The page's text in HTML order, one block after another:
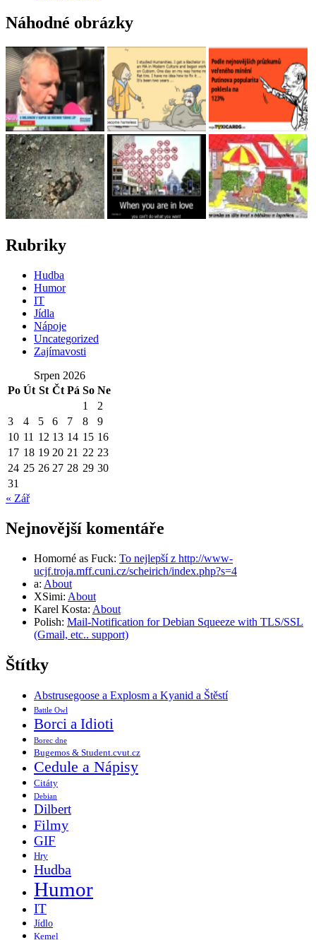
Náhodné obrázky
Rubriky
Hudba
Humor
IT
Jídla
Nápoje
Uncategorized
Zajímavosti
Srpen 2026
Po Út St Čt Pá So Ne
1
2
3
4 5 6 7 8
9
10 11 12 13 14 15 16
17 18 19 20 21 22 23
24 25 26 27 28 29 30
31
« Zář
Nejnovější komentáře
Homorné as Fuck: To nejlepší z http://www-
ucjf.troja.mff.cuni.cz/scheirich/index.php?s=4
a: About
XSimi: About
Karel Kosta: About
Polish: Mail-Notification for Debian Squeeze with TLS/SSL
(Gmail, etc.. support)
Štítky
Abstrusegoose a Explosm a Kyanid a Štěstí
Battle Owl
Borci a Idioti
Borec dne
Bugemos & Student.cvut.cz
Cedule a Nápisy
Citáty
Debian
Dilbert
Filmy
GIF
Hry
Hudba
Humor
IT
Jídlo
Kemel